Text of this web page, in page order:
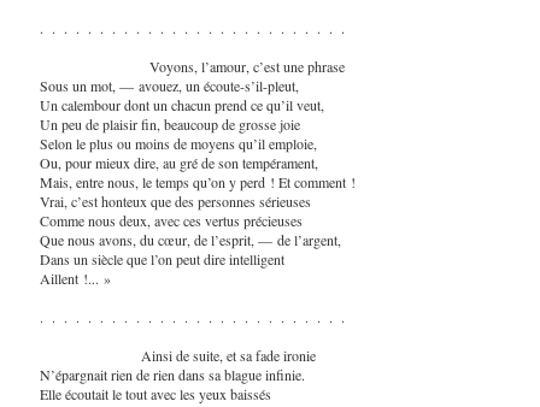
. . . . . . . . . . . . . . . . . . . . . . . . . .
Voyons, l’amour, c’est une phrase
Sous un mot, — avouez, un écoute-s’il-pleut,
Un calembour dont un chacun prend ce qu’il veut,
Un peu de plaisir fin, beaucoup de grosse joie
Selon le plus ou moins de moyens qu’il emploie,
Ou, pour mieux dire, au gré de son tempérament,
Mais, entre nous, le temps qu’on y perd ! Et comment !
Vrai, c’est honteux que des personnes sérieuses
Comme nous deux, avec ces vertus précieuses
Que nous avons, du cœur, de l’esprit, — de l’argent,
Dans un siècle que l’on peut dire intelligent
Aillent !... »
. . . . . . . . . . . . . . . . . . . . . . . . . .
Ainsi de suite, et sa fade ironie
N’épargnait rien de rien dans sa blague infinie.
Elle écoutait le tout avec les yeux baissés